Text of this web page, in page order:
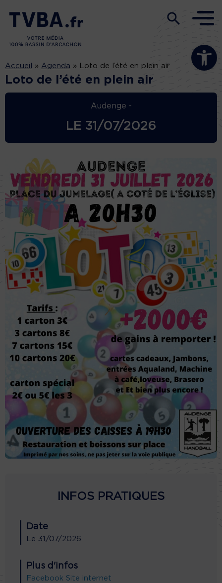
Ouvrir la
Accueil » Agenda » Loto de l’été en plein air
Loto de l’été en plein air
Audenge -
LE 31/07/2026
INFOS PRATIQUES
Date
Le 31/07/2026
Plus d'infos
Facebook Site internet